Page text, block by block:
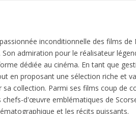
inconditionnelle des films
Son admiration pour le réalisateur
dédiée au cinéma. En tant que
en proposant une sélection riche et
sa collection. Parmi ses films coup de
chefs-d'œuvre emblématiques de
et les récits puissants.